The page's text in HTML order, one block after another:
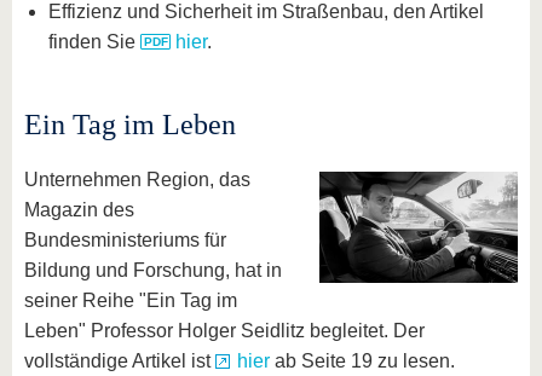
Effizienz und Sicherheit im Straßenbau, den Artikel
finden Sie
hier.
Ein Tag im Leben
Unternehmen Region, das
Magazin des
Bundesministeriums für
Bildung und Forschung, hat in
seiner Reihe "Ein Tag im
Leben" Professor Holger Seidlitz begleitet. Der
vollständige Artikel ist
hier ab Seite 19 zu lesen.